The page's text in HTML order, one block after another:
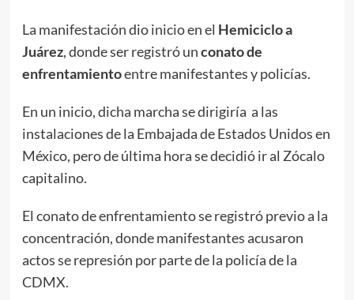
La manifestación dio inicio en el Hemiciclo a
Juárez, donde ser registró unconato de
enfrentamientoentre manifestantes y policías.
En un inicio, dicha marcha se dirigiría a las
instalaciones de la Embajada de Estados Unidos en
México, pero de última hora se decidió ir al Zócalo
capitalino.
El conato de enfrentamiento se registró previo a la
concentración, donde manifestantes acusaron
actos se represión por parte de la policía de la
CDMX.